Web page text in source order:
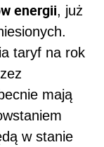
energii, już
taryf na rok
mają
w stanie